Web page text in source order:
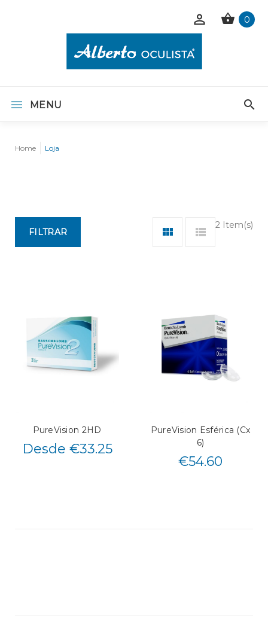
0
MENU
Home Loja
2 Item(s)
FILTRAR
PureVision 2HD
Desde €33.25
PureVision Esférica (Cx
6)
€54.60